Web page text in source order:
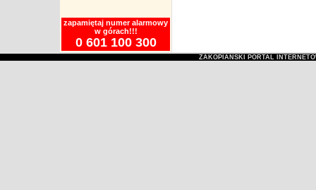
zapamiętaj numer alarmowy
w górach!!!
0 601 100 300
ZAKOPIAŃSKI PORTAL